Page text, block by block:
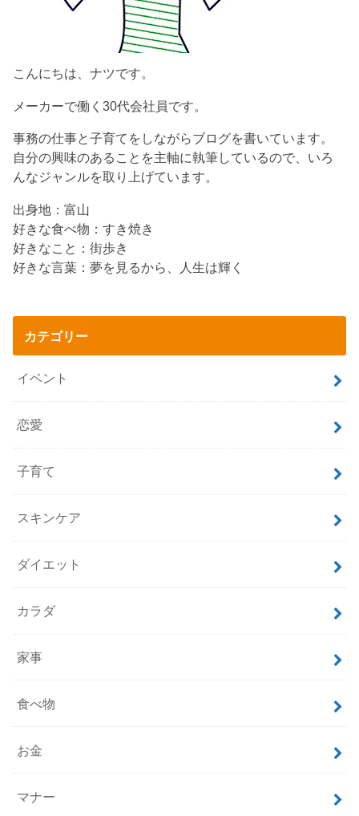
こんにちは、ナツです。
メーカーで働く30代会社員です。
事務の仕事と子育てをしながらブログを書いています。
自分の興味のあることを主軸に執筆しているので、いろ
んなジャンルを取り上げています。
出身地：富山
好きな食べ物：すき焼き
好きなこと：街歩き
好きな言葉：夢を見るから、人生は輝く
カテゴリー
イベント
恋愛
子育て
スキンケア
ダイエット
カラダ
家事
食べ物
お金
マナー